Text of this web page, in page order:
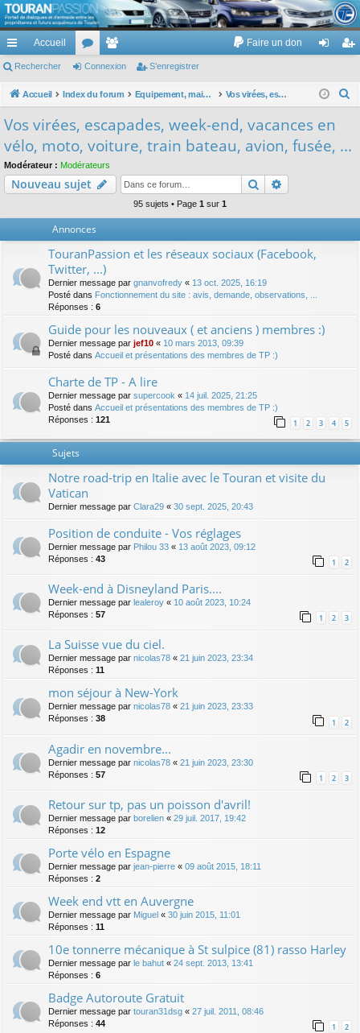
TouranPassion
Le forum des propriétaires ou futurs acquéreurs du Volkswagen Touran
cc
ès
de
Accueil
or
u
e
m
es
Faire un don
ne
on
nr
Rechercher Connexion S’enregistrer
Accueil Index du forum Equipement, maison, famille, passion, hobby, détente, ... Vos virées, escapades, week-end, vacances en vélo, moto, voiture, train bateau, avion, fusée, ...
h
Vos virées, escapades, week-end, vacances en
vélo, moto, voiture, train bateau, avion, fusée, ...
Modérateur : Modérateurs
Nouveau sujet Rechercher
95 sujets • Page 1 sur 1
Annonces
TouranPassion et les réseaux sociaux (Facebook,
Twitter, ...)
Dernier message par gnanvofredy « 13 oct. 2025, 16:19
Posté dans Fonctionnement du site : avis, demande, observations, ...
Réponses : 6
Guide pour les nouveaux ( et anciens ) membres :)
Dernier message par jef10 « 10 mars 2013, 09:39
Posté dans Accueil et présentations des membres de TP :)
Charte de TP - A lire
Dernier message par supercook « 14 juil. 2025, 21:25
Posté dans Accueil et présentations des membres de TP :)
Réponses : 121 1 2 3 4 5
Sujets
Notre road-trip en Italie avec le Touran et visite du
Vatican
Dernier message par Clara29 « 30 sept. 2025, 20:43
Position de conduite - Vos réglages
Dernier message par Philou 33 « 13 août 2023, 09:12
Réponses : 43 1 2
Week-end à Disneyland Paris....
Dernier message par lealeroy « 10 août 2023, 10:24
Réponses : 57 1 2 3
La Suisse vue du ciel.
Dernier message par nicolas78 « 21 juin 2023, 23:34
Réponses : 11
mon séjour à New-York
Dernier message par nicolas78 « 21 juin 2023, 23:33
Réponses : 38 1 2
Agadir en novembre...
Dernier message par nicolas78 « 21 juin 2023, 23:30
Réponses : 57 1 2 3
Retour sur tp, pas un poisson d'avril!
Dernier message par borelien « 29 juil. 2017, 19:42
Réponses : 12
Porte vélo en Espagne
Dernier message par jean-pierre « 09 août 2015, 18:11
Réponses : 2
Week end vtt en Auvergne
Dernier message par Miguel « 30 juin 2015, 11:01
Réponses : 11
10e tonnerre mécanique à St sulpice (81) rasso Harley
Dernier message par le bahut « 24 sept. 2013, 13:41
Réponses : 6
Badge Autoroute Gratuit
Dernier message par touran31dsg « 27 juil. 2011, 08:46
Réponses : 44 1 2